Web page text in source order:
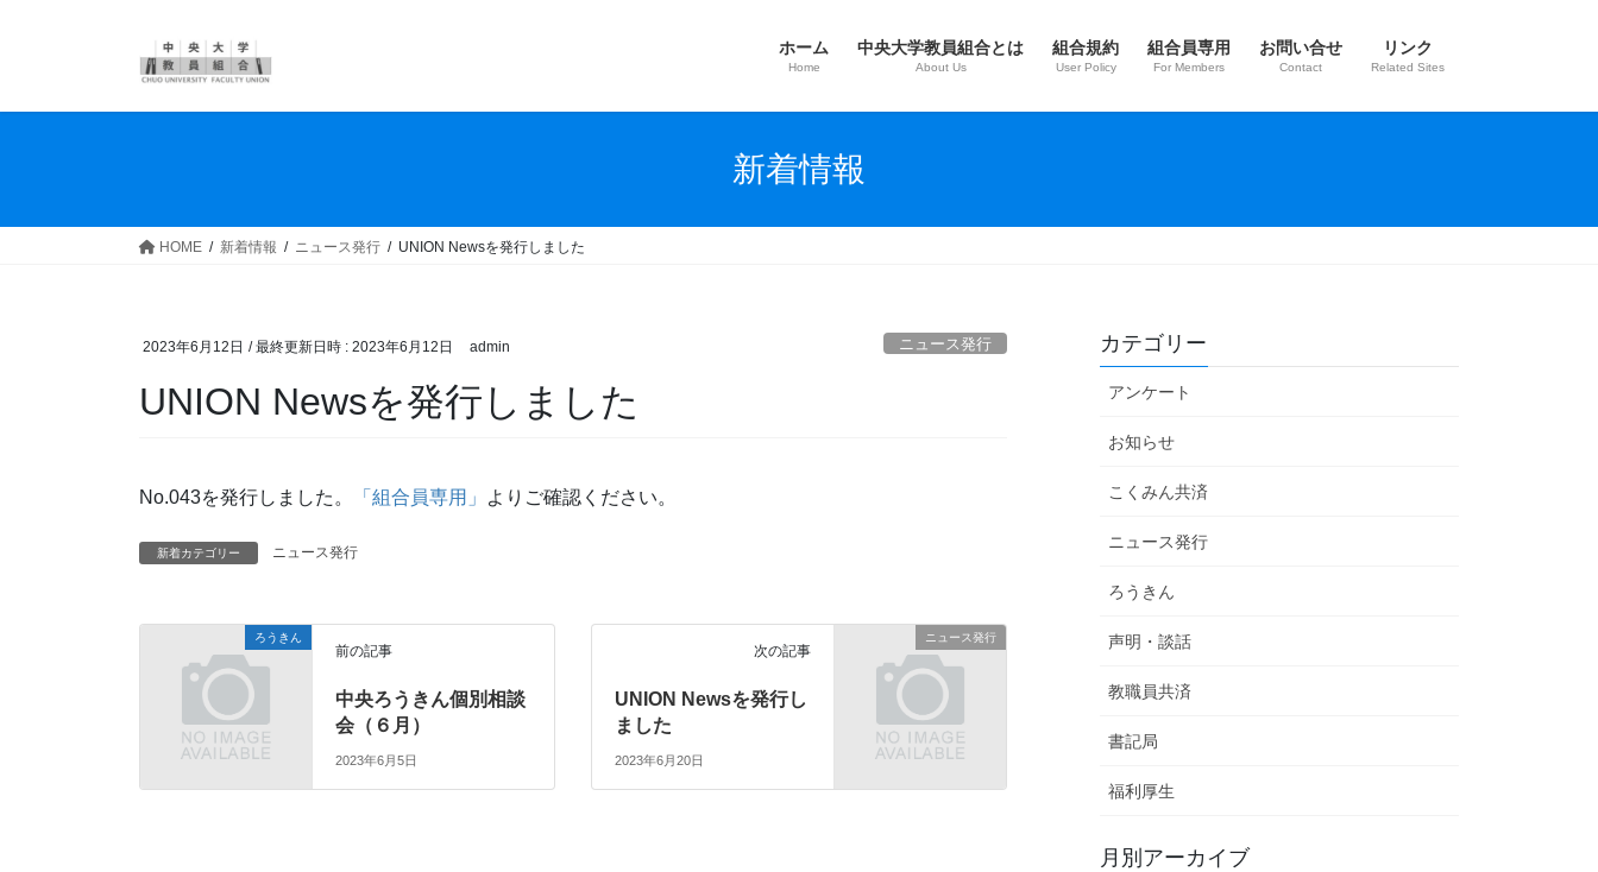
ホーム
Home
中央大学教員組合とは
About Us
組合規約
User Policy
組合員専用
For Members
お問い合せ
Contact
リンク
Related Sites
新着情報
HOME 新着情報 ニュース発行 UNION Newsを発行しました
2023年6月12日 / 最終更新日時 : 2023年6月12日 admin ニュース発行
UNION Newsを発行しました
No.043を発行しました。 「組合員専用」 よりご確認ください。
新着カテゴリー ニュース発行
ろうきん
前の記事
中央ろうきん個別相談
会（６月）
2023年6月5日
ニュース発行
次の記事
UNION Newsを発行し
ました
2023年6月20日
カテゴリー
アンケート
お知らせ
こくみん共済
ニュース発行
ろうきん
声明・談話
教職員共済
書記局
福利厚生
月別アーカイブ